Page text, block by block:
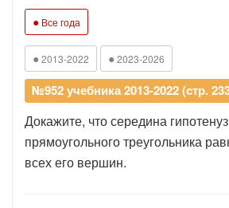
● Все года
● 2013-2022 ● 2023-2026
№952 учебника 2013-2022 (стр.
Докажите, что середина
прямоугольного треугольника
всех его вершин.